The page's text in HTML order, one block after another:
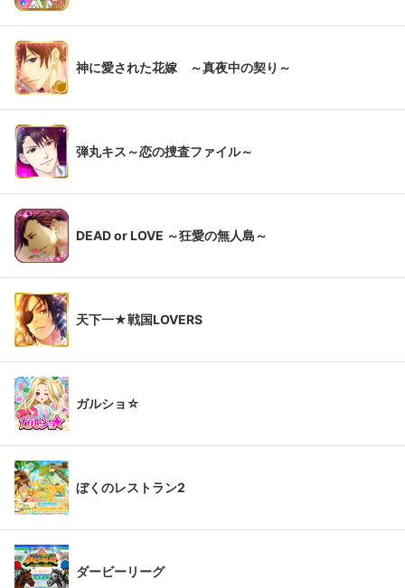
神に愛された花嫁 ～真夜中の契り～
弾丸キス～恋の捜査ファイル～
DEAD or LOVE ～狂愛の無人島～
天下一★戦国LOVERS
ガルショ☆
ぼくのレストラン2
ダービーリーグ